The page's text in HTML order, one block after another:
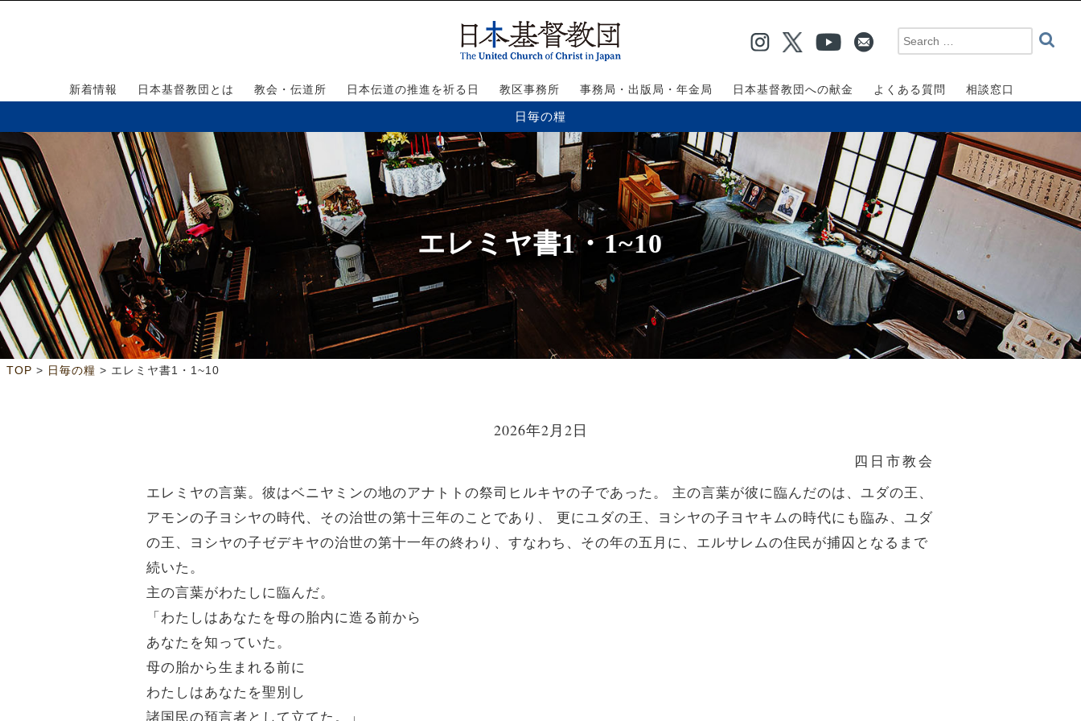
新着情報 日本基督教団とは 教会・伝道所 日本伝道の推進を祈る日 教区事務所 事務局・出版局・年金局 日本基督教団への献金 よくある質問 相談窓口
日毎の糧
エレミヤ書1・1~10
TOP > 日毎の糧 > エレミヤ書1・1~10
2026年2月2日
四日市教会
エレミヤの言葉。彼はベニヤミンの地のアナトトの祭司ヒルキヤの子であった。
主の言葉が彼に臨んだのは、ユダの王、
アモンの子ヨシヤの時代、その治世の第十三年のことであり、
更にユダの王、ヨシヤの子ヨヤキムの時代にも臨み、ユダ
の王、ヨシヤの子ゼデキヤの治世の第十一年の終わり、すなわち、その年の五月に、エルサレムの住民が捕囚となるまで
続いた。
主の言葉がわたしに臨んだ。
「わたしはあなたを母の胎内に造る前から
あなたを知っていた。
母の胎から生まれる前に
わたしはあなたを聖別し
諸国民の預言者として立てた。」